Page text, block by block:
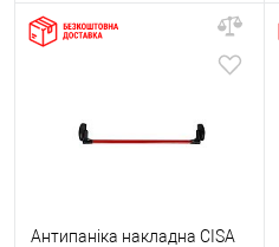
Антипаніка накладна CISA